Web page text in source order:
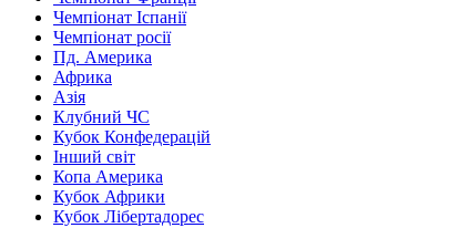
Чемпіонат Іспанії
Чемпіонат росії
Пд. Америка
Африка
Азія
Клубний ЧС
Кубок Конфедерацій
Інший світ
Копа Америка
Кубок Африки
Кубок Лібертадорес